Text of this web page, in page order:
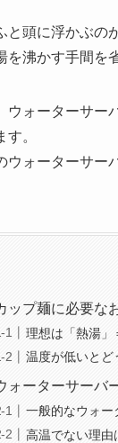
と頭に浮かぶの
を沸かす手間を
ウォーターサー
。
ウォーターサー
ップ麺に必要な
理想は「熱湯
温度が低いとど
ォーターサーバ
一般的なウォ
高温でない理由